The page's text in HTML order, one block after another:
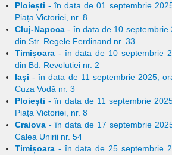
Ploiești - în data de 01 septembrie
Piața Victoriei, nr. 8
Cluj-Napoca - în data de 10 septembrie
din Str. Regele Ferdinand nr. 33
Timișoara - în data de 10 septembrie
din Bd. Revoluției nr. 2
Iași - în data de 11 septembrie 2025,
Cuza Vodă nr. 3
Ploiești - în data de 11 septembrie
Piața Victoriei, nr. 8
Craiova - în data de 17 septembrie
Calea Unirii nr. 54
Timișoara - în data de 25 septembrie